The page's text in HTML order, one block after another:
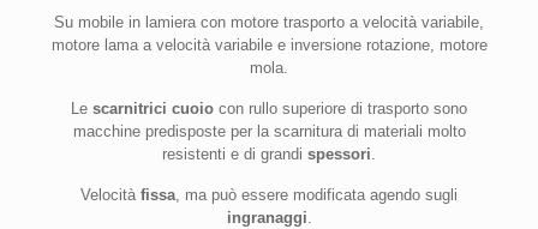
Su mobile in lamiera con motore trasporto a velocità variabile,
motore lama a velocità variabile e inversione rotazione, motore
mola.
Le scarnitrici cuoio con rullo superiore di trasporto sono
macchine predisposte per la scarnitura di materiali molto
resistenti e di grandi spessori
Velocità fissa , ma può essere modificata agendo sugli
ingranaggi